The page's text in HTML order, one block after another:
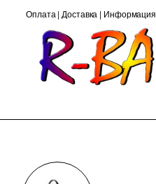
Оплата | Доставка | Информация